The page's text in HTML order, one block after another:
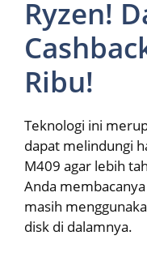
Ryzen!
Ribu!
Teknologi ini
dapat melindungi
M409 agar lebih
Anda
masih
disk di dalamnya.